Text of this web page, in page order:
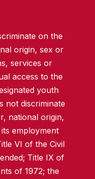
on the
origin, sex or
services or
access to the
youth
not discriminate
national origin,
employment
VI of the Civil
Title IX of
of 1972; the